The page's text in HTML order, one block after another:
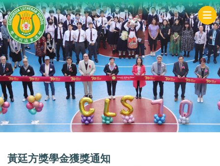
黃廷方獎學金獲獎通知